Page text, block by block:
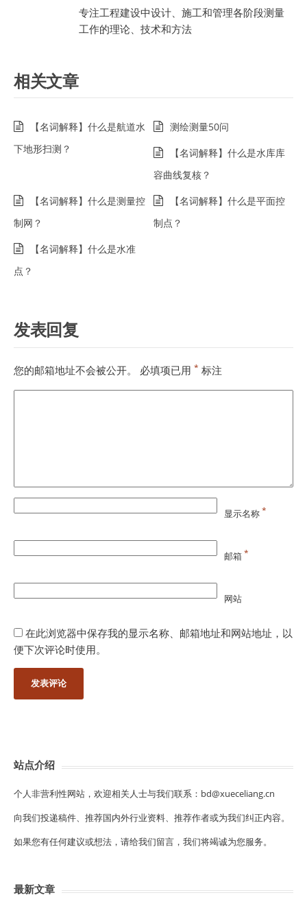
专注工程建设中设计、施工和管理各阶段测量
工作的理论、技术和方法
相关文章
【名词解释】什么是航道水
下地形扫测？
测绘测量50问
【名词解释】什么是水库库
容曲线复核？
【名词解释】什么是测量控
制网？
【名词解释】什么是平面控
制点？
【名词解释】什么是水准
点？
发表回复
您的邮箱地址不会被公开。 必填项已用 * 标注
显示名称*
邮箱*
网站
在此浏览器中保存我的显示名称、邮箱地址和网站地址，以
便下次评论时使用。
站点介绍
个人非营利性网站，欢迎相关人士与我们联系：bd@xueceliang.cn
向我们投递稿件、推荐国内外行业资料、推荐作者或为我们纠正内容。
如果您有任何建议或想法，请给我们留言，我们将竭诚为您服务。
最新文章